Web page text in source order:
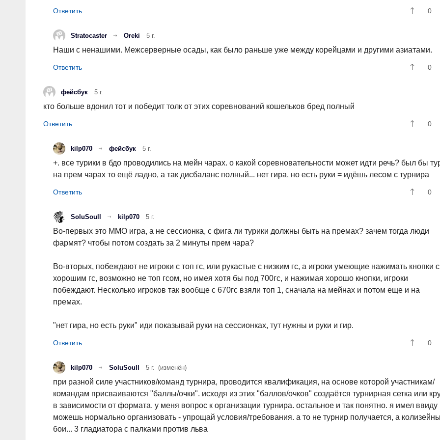
0
Stratocaster Oreki 5 г.
Наши с ненашими. Межсерверные осады, как было раньше уже между корейцами и другими азиатами.
0
фейсбук 5 г.
кто больше вдонил тот и победит толк от этих соревнований кошельков бред полный
0
kilp070 фейсбук 5 г.
+. все турики в бдо проводились на мейн чарах. о какой соревновательности может идти речь? был бы
на прем чарах то ещё ладно, а так дисбаланс полный... нет гира, но есть руки = идёшь лесом с турнира
0
SoluSoull kilp070 5 г.
Во-первых это ММО игра, а не сессионка, с фига ли турики должны быть на премах? зачем тогда люди
фармят? чтобы потом создать за 2 минуты прем чара?
Во-вторых, побеждают не игроки с топ гс, или рукастые с низким гс, а игроки умеющие нажимать кнопки с
хорошим гс, возможно не топ гсом, но имея хотя бы под 700гс, и нажимая хорошо кнопки, игроки
побеждают. Несколько игроков так вообще с 670гс взяли топ 1, сначала на мейнах и потом еще и на
премах.
"нет гира, но есть руки" иди показывай руки на сессионках, тут нужны и руки и гир.
0
kilp070 SoluSoull 5 г. (изменён)
при разной силе участников/команд турнира, проводится квалификация, на основе которой участникам/
командам присваиваются "баллы/очки". исходя из этих "баллов/очков" создаётся турнирная сетка или
в зависимости от формата. у меня вопрос к организации турнира. остальное и так понятно. я имел ввиду
можешь нормально организовать - упрощай условия/требования. а то не турнир получается, а
бои... 3 гладиатора с палками против льва